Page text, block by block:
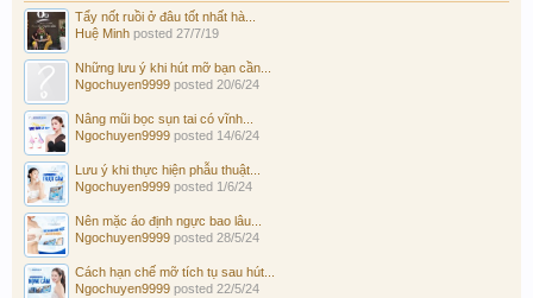
Tẩy nốt ruồi ở đâu tốt nhất hà...
Huệ Minh posted 27/7/19
Những lưu ý khi hút mỡ bạn cần...
Ngochuyen9999 posted 20/6/24
Nâng mũi bọc sụn tai có vĩnh...
Ngochuyen9999 posted 14/6/24
Lưu ý khi thực hiện phẫu thuật...
Ngochuyen9999 posted 1/6/24
Nên mặc áo định ngực bao lâu...
Ngochuyen9999 posted 28/5/24
Cách hạn chế mỡ tích tụ sau hút...
Ngochuyen9999 posted 22/5/24